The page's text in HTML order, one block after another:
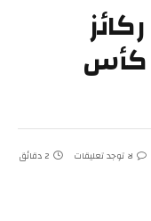
كأس
لا توجد تعليقات 2 دقائق